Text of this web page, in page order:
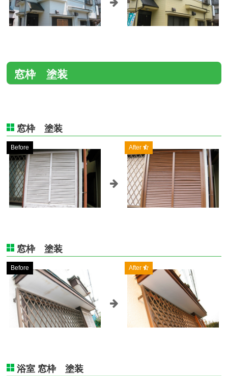
窓枠 塗装
窓枠 塗装
Before After
窓枠 塗装
Before After
浴室 窓枠 塗装